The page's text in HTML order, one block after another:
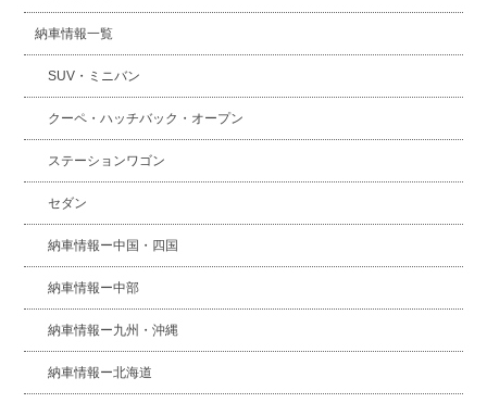
納車情報一覧
SUV・ミニバン
クーペ・ハッチバック・オープン
ステーションワゴン
セダン
納車情報ー中国・四国
納車情報ー中部
納車情報ー九州・沖縄
納車情報ー北海道